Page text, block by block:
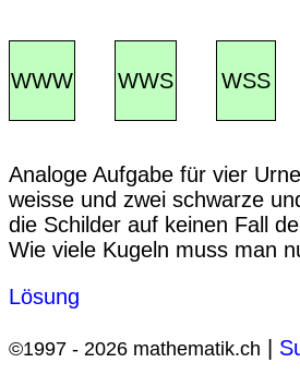
WWW WWS WSS
Analoge Aufgabe für vier
weisse und zwei schwarze
die Schilder auf keinen Fall
Wie viele Kugeln muss man
Lösung
©1997 - 2026 mathematik.ch